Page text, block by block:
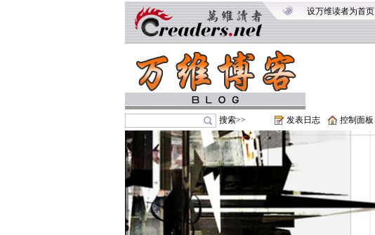
设万维读者为首页
搜索>> 发表日志 控制面板